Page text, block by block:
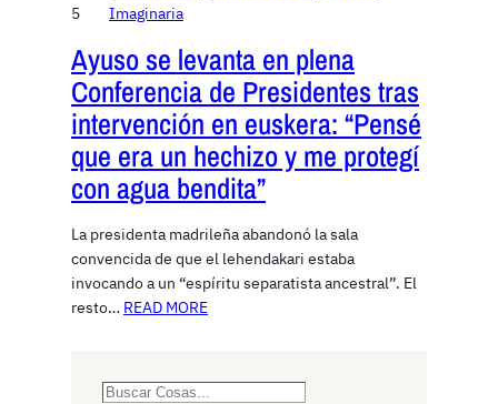
5
Imaginaria
Ayuso se levanta en plena
Conferencia de Presidentes tras
intervención en euskera: “Pensé
que era un hechizo y me protegí
con agua bendita”
La presidenta madrileña abandonó la sala
convencida de que el lehendakari estaba
invocando a un “espíritu separatista ancestral”. El
resto… READ MORE
S